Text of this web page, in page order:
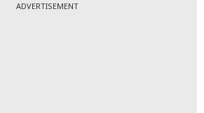
ADVERTISEMENT